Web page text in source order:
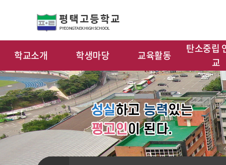
학교소개 학생마당 교육활동
탄소중립
교